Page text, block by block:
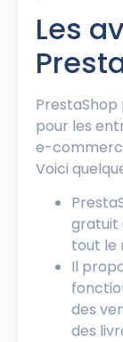
Les
pour les
e-
Voici
gratuit
tout le
Il
des
des